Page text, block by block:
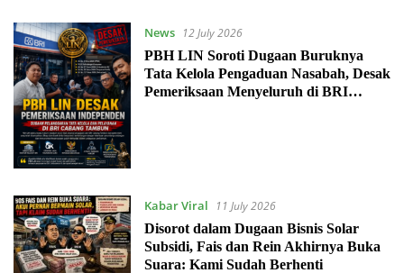
News
12 July 2026
PBH LIN Soroti Dugaan Buruknya
Tata Kelola Pengaduan Nasabah, Desak
Pemeriksaan Menyeluruh di BRI
Kabar Viral
11 July 2026
Disorot dalam Dugaan Bisnis Solar
Subsidi, Fais dan Rein Akhirnya Buka
Suara: Kami Sudah Berhenti